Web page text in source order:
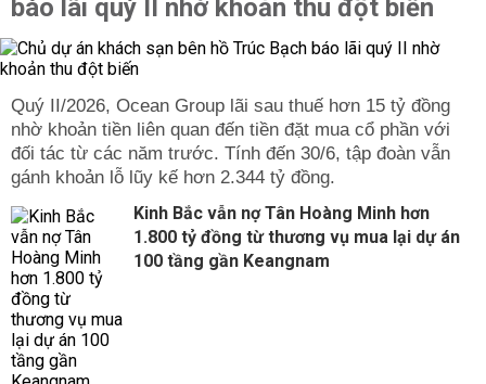
báo lãi quý II nhờ khoản thu đột biến
Quý II/2026, Ocean Group lãi sau thuế hơn 15 tỷ đồng
nhờ khoản tiền liên quan đến tiền đặt mua cổ phần với
đối tác từ các năm trước. Tính đến 30/6, tập đoàn vẫn
gánh khoản lỗ lũy kế hơn 2.344 tỷ đồng.
Kinh Bắc vẫn nợ Tân Hoàng Minh hơn
1.800 tỷ đồng từ thương vụ mua lại dự án
100 tầng gần Keangnam